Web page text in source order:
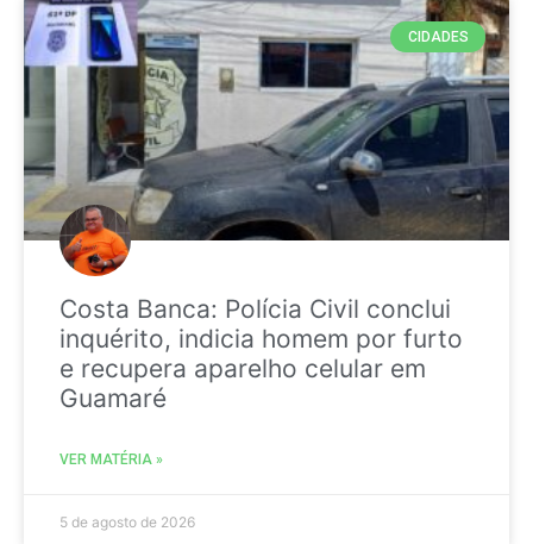
CIDADES
Costa Banca: Polícia Civil conclui
inquérito, indicia homem por furto
e recupera aparelho celular em
Guamaré
VER MATÉRIA »
5 de agosto de 2026